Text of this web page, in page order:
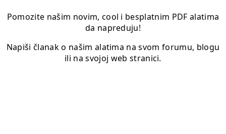
Pomozite našim novim, cool i besplatnim PDF alatima
da napreduju!
Napiši članak o našim alatima na svom forumu, blogu
ili na svojoj web stranici.